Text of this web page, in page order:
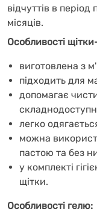
відчуттів в
місяців.
Особливості
виготовлена з
підходить для
допомагає
легко
можна
пастою та без
у комплекті
щітки.
Особливості гелю: